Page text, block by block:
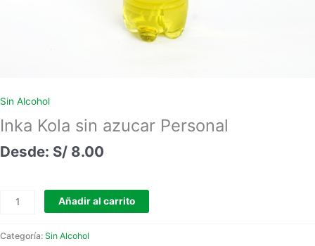
Sin Alcohol
Inka Kola sin azucar Personal
S/ 8.00
Añadir al carrito
Categoría: Sin Alcohol